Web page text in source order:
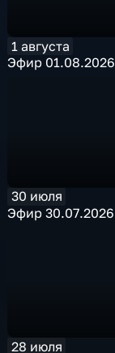
1 августа
Эфир 01.08.2026
30 июля
Эфир 30.07.2026
28 июля